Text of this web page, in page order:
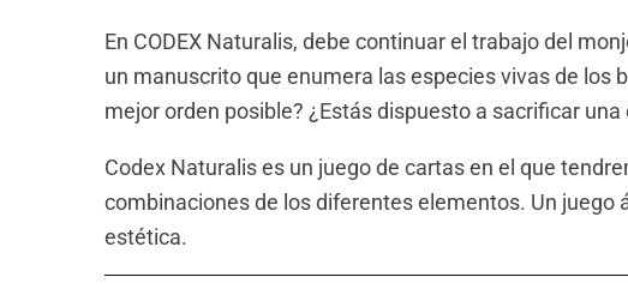
En CODEX Naturalis, debe continuar el trabajo del
un manuscrito que enumera las especies vivas de los
mejor orden posible? ¿Estás dispuesto a sacrificar
Codex Naturalis es un juego de cartas en el que
combinaciones de los diferentes elementos. Un juego
estética.